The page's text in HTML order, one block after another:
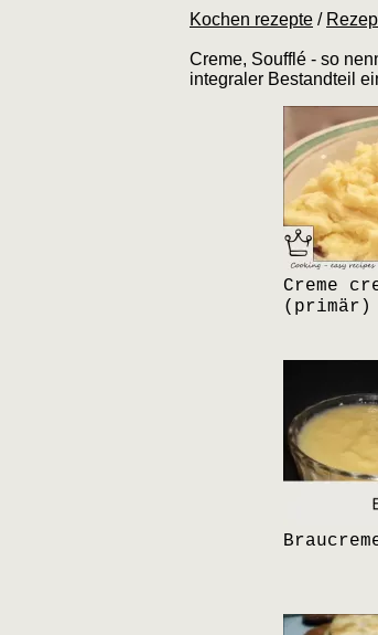
Kochen rezepte /
Creme, Soufflé - so
integraler Bestandteil
Creme
(primär)